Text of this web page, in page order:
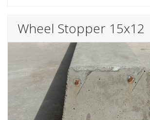
Wheel Stopper 15x12